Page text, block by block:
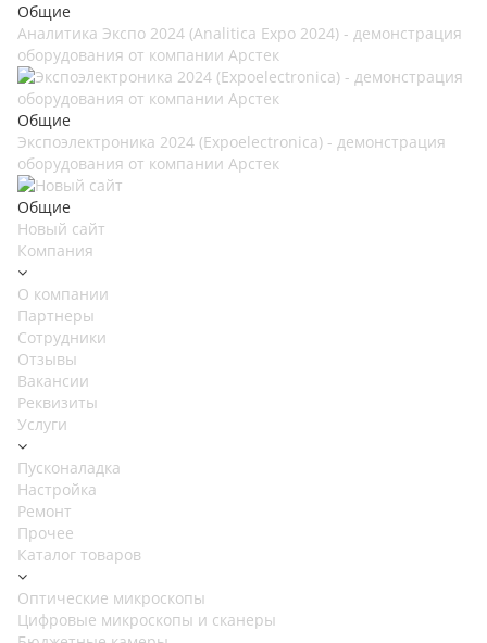
Общие
Аналитика Экспо 2024 (Analitica Expo 2024) - демонстрация
оборудования от компании Арстек
Общие
Экспоэлектроника 2024 (Expoelectronica) - демонстрация
оборудования от компании Арстек
Общие
Новый сайт
Компания
О компании
Партнеры
Сотрудники
Отзывы
Вакансии
Реквизиты
Услуги
Пусконаладка
Настройка
Ремонт
Прочее
Каталог товаров
Оптические микроскопы
Цифровые микроскопы и сканеры